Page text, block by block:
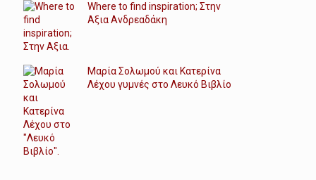
Where to find inspiration; Στην
Αξια Ανδρεαδάκη
Μαρία Σολωμού και Κατερίνα
Λέχου γυμνές στο Λευκό Βιβλίο